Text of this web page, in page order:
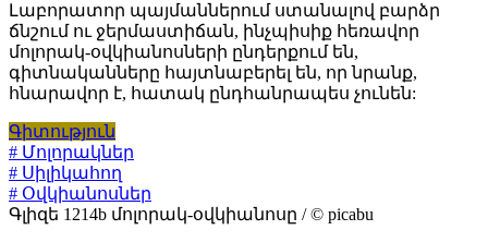
Լաբորատոր պայմաններում ստանալով բարձր
ճնշում ու ջերմաստիճան, ինչպիսիք հեռավոր
մոլորակ-օվկիանոսների ընդերքում են,
գիտնականները հայտնաբերել են, որ նրանք,
հնարավոր է, հատակ ընդհանրապես չունեն:
Գիտություն
# Մոլորակներ
# Սիլիկահող
# Օվկիանոսներ
Գլիզե 1214b մոլորակ-օվկիանոսը / © picabu